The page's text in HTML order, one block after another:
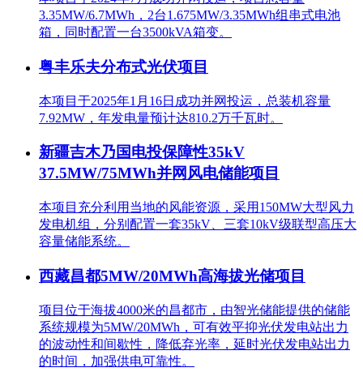
3.35MW/6.7MWh，2台1.675MW/3.35MWh组串式电池
箱，同时配置一台3500kVA箱变。
粤丰乐夫分布式光伏项目
本项目于2025年1月16日成功并网投运，总装机容量
7.92MW，年发电量预计达810.2万千瓦时。
新疆吉木乃国电投保障性35kV
37.5MW/75MWh并网风电储能项目
本项目充分利用当地的风能资源，采用150MW大型风力
发电机组，分别配置一套35kV、三套10kV级联型高压大
容量储能系统。
西藏昌都5MW/20MWh高海拔光储项目
项目位于海拔4000米的昌都市，由智光储能提供的储能
系统规模为5MW/20MWh，可有效平抑光伏发电站出力
的波动性和间歇性，降低弃光率，延时光伏发电站出力
的时间，加强供电可靠性。